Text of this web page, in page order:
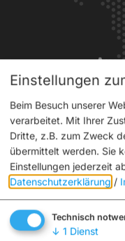
Service
Interaktiver
Tickets
Aktuelles
Broschüren
Einstellungen
Beim Besuch unserer
verarbeitet. Mit Ihrer
Dritte, z.B. zum Zweck
übermittelt werden. Sie
Einstellungen jederzeit
Datenschutzerklärung /
Technisch
↓ 1 Dienst